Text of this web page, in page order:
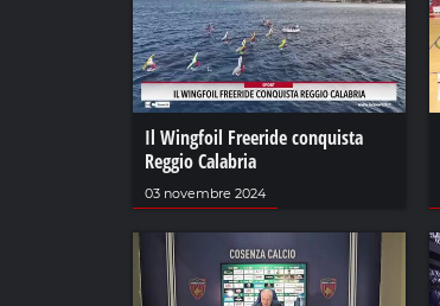
Il Wingfoil Freeride conquista
Reggio Calabria
03 novembre 2024